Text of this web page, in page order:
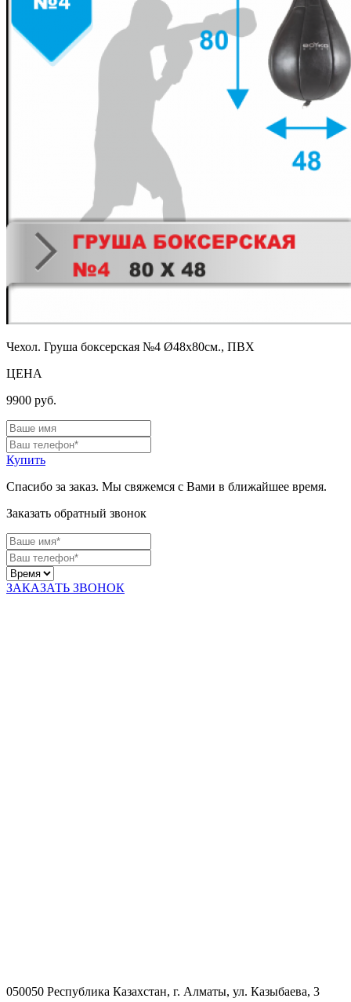
Чехол. Груша боксерская №4 Ø48х80см., ПВХ
ЦЕНА
9900 руб.
Купить
Спасибо за заказ. Мы свяжемся с Вами в ближайшее время.
Заказать обратный звонок
ЗАКАЗАТЬ ЗВОНОК
050050 Республика Казахстан, г. Алматы, ул. Казыбаева, 3